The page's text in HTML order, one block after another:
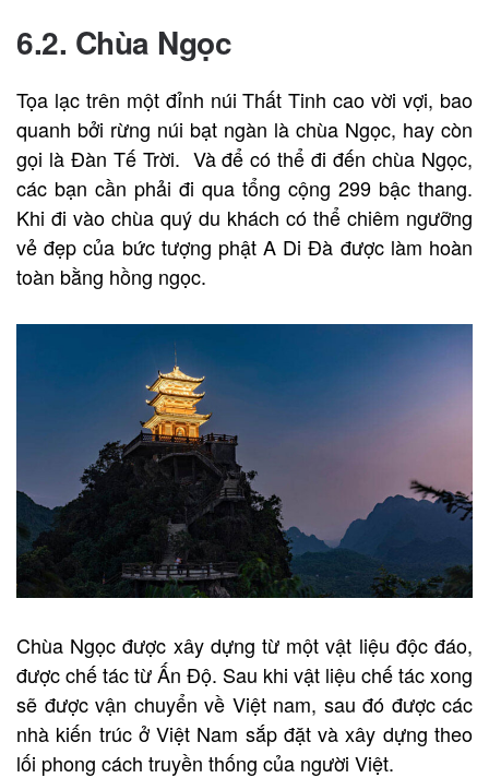
6.2. Chùa Ngọc
Tọa lạc trên một đỉnh núi Thất Tinh cao vời vợi, bao
quanh bởi rừng núi bạt ngàn là chùa Ngọc, hay còn
gọi là Đàn Tế Trời. Và để có thể đi đến chùa Ngọc,
các bạn cần phải đi qua tổng cộng 299 bậc thang.
Khi đi vào chùa quý du khách có thể chiêm ngưỡng
vẻ đẹp của bức tượng phật A Di Đà được làm hoàn
toàn bằng hồng ngọc.
Chùa Ngọc được xây dựng từ một vật liệu độc đáo,
được chế tác từ Ấn Độ. Sau khi vật liệu chế tác xong
sẽ được vận chuyển về Việt nam, sau đó được các
nhà kiến trúc ở Việt Nam sắp đặt và xây dựng theo
lối phong cách truyền thống của người Việt.